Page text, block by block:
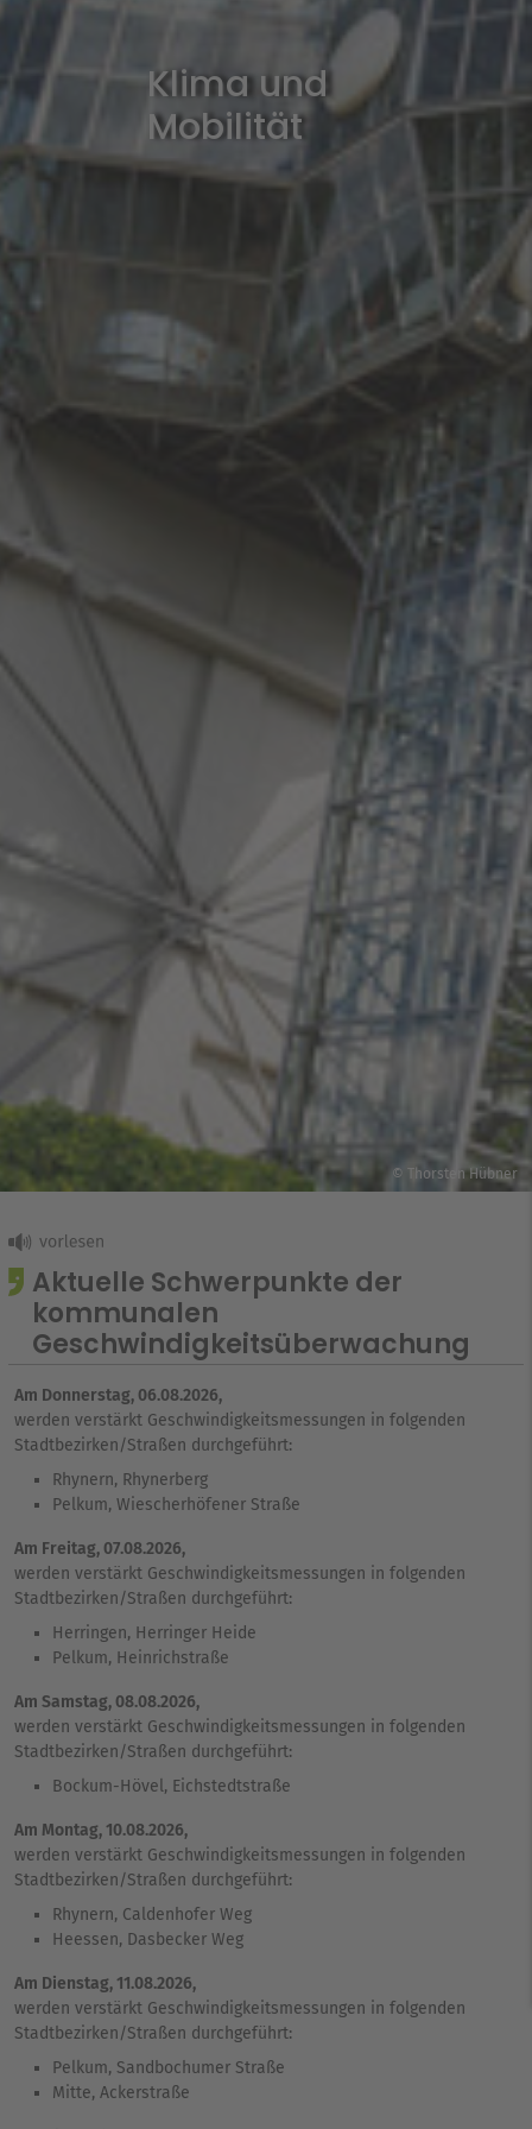
Klima und
Mobilität
© Thorsten Hübner
Aktuelle Schwerpunkte der
kommunalen
Geschwindigkeitsüberwachung
Am Donnerstag, 06.08.2026,
werden verstärkt Geschwindigkeitsmessungen in folgenden
Stadtbezirken/Straßen durchgeführt:
Rhynern, Rhynerberg
Pelkum, Wiescherhöfener Straße
Am Freitag, 07.08.2026,
werden verstärkt Geschwindigkeitsmessungen in folgenden
Stadtbezirken/Straßen durchgeführt:
Herringen, Herringer Heide
Pelkum, Heinrichstraße
Am Samstag, 08.08.2026,
werden verstärkt Geschwindigkeitsmessungen in folgenden
Stadtbezirken/Straßen durchgeführt:
Bockum-Hövel, Eichstedtstraße
Am Montag,10.08.2026,
werden verstärkt Geschwindigkeitsmessungen in folgenden
Stadtbezirken/Straßen durchgeführt:
Rhynern, Caldenhofer Weg
Heessen, Dasbecker Weg
Am Dienstag,11.08.2026,
werden verstärkt Geschwindigkeitsmessungen in folgenden
Stadtbezirken/Straßen durchgeführt:
Pelkum, Sandbochumer Straße
Mitte, Ackerstraße